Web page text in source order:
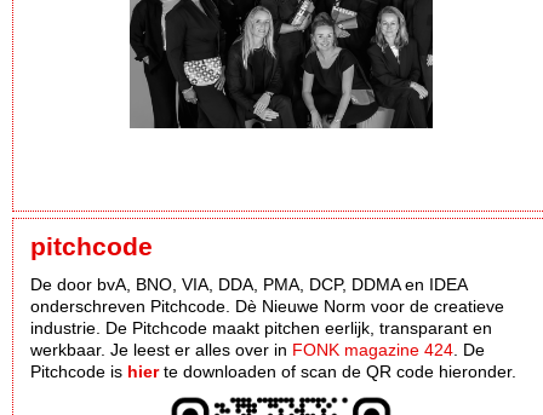
pitchcode
De door bvA, BNO, VIA, DDA, PMA, DCP, DDMA en IDEA
onderschreven Pitchcode. Dè Nieuwe Norm voor de creatieve
industrie. De Pitchcode maakt pitchen eerlijk, transparant en
werkbaar. Je leest er alles over in FONK magazine 424 . De
Pitchcode is hierte downloaden of scan de QR code hieronder.